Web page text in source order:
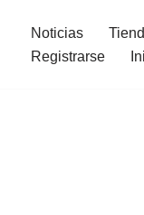
Noticias
Registrarse